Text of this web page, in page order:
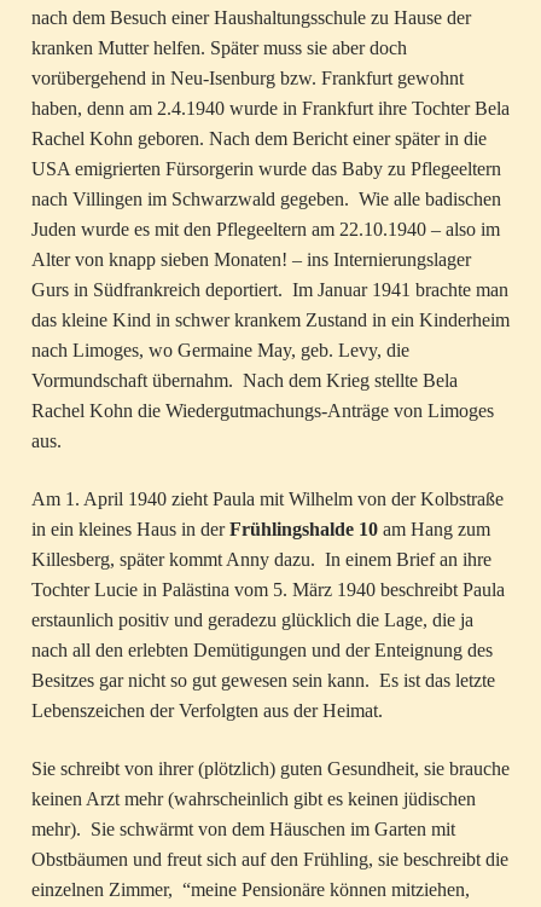
nach dem Besuch einer Haushaltungsschule zu Hause der
kranken Mutter helfen. Später muss sie aber doch
vorübergehend in Neu-Isenburg bzw. Frankfurt gewohnt
haben, denn am 2.4.1940 wurde in Frankfurt ihre Tochter Bela
Rachel Kohn geboren. Nach dem Bericht einer später in die
USA emigrierten Fürsorgerin wurde das Baby zu Pflegeeltern
nach Villingen im Schwarzwald gegeben. Wie alle badischen
Juden wurde es mit den Pflegeeltern am 22.10.1940 – also im
Alter von knapp sieben Monaten! – ins Internierungslager
Gurs in Südfrankreich deportiert. Im Januar 1941 brachte man
das kleine Kind in schwer krankem Zustand in ein Kinderheim
nach Limoges, wo Germaine May, geb. Levy, die
Vormundschaft übernahm. Nach dem Krieg stellte Bela
Rachel Kohn die Wiedergutmachungs-Anträge von Limoges
aus.
Am 1. April 1940 zieht Paula mit Wilhelm von der Kolbstraße
in ein kleines Haus in derFrühlingshalde 10 am Hang zum
Killesberg, später kommt Anny dazu. In einem Brief an ihre
Tochter Lucie in Palästina vom 5. März 1940 beschreibt Paula
erstaunlich positiv und geradezu glücklich die Lage, die ja
nach all den erlebten Demütigungen und der Enteignung des
Besitzes gar nicht so gut gewesen sein kann. Es ist das letzte
Lebenszeichen der Verfolgten aus der Heimat.
Sie schreibt von ihrer (plötzlich) guten Gesundheit, sie brauche
keinen Arzt mehr (wahrscheinlich gibt es keinen jüdischen
mehr). Sie schwärmt von dem Häuschen im Garten mit
Obstbäumen und freut sich auf den Frühling, sie beschreibt die
einzelnen Zimmer, “meine Pensionäre können mitziehen,